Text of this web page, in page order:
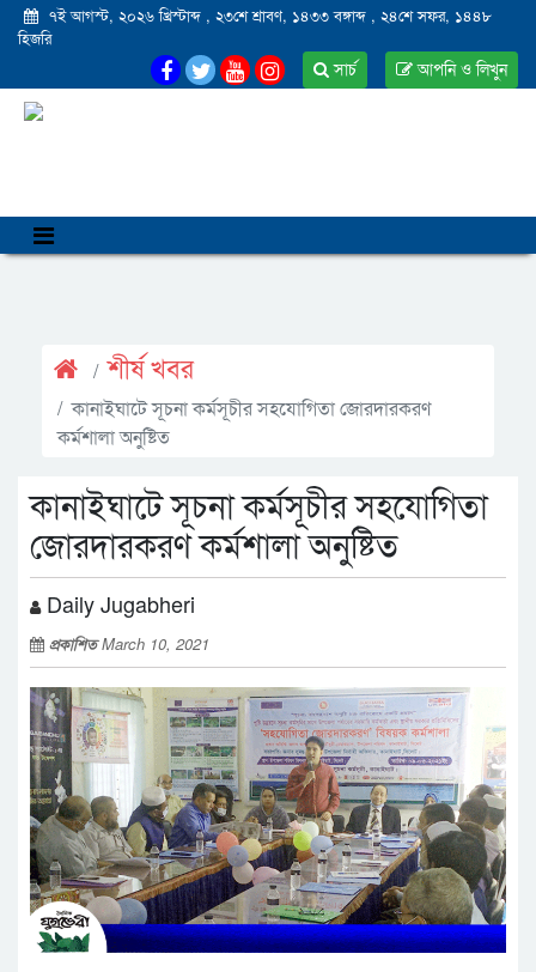
৭ই আগস্ট, ২০২৬ খ্রিস্টাব্দ , ২৩শে শ্রাবণ, ১৪৩৩ বঙ্গাব্দ , ২৪শে সফর, ১৪৪৮
হিজরি
আপনি ও লিখুন
সার্চ
শীর্ষ খবর
কানাইঘাটে সূচনা কর্মসূচীর সহযোগিতা জোরদারকরণ
কর্মশালা অনুষ্টিত
কানাইঘাটে সূচনা কর্মসূচীর সহযোগিতা
জোরদারকরণ কর্মশালা অনুষ্টিত
Daily Jugabheri
প্রকাশিতMarch 10, 2021